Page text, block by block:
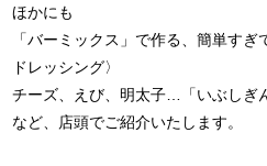
ほかにも
「バーミックス」で作る、簡単すぎ
ドレッシング〉
チーズ、えび、明太子…「いぶしぎ
など、店頭でご紹介いたします。